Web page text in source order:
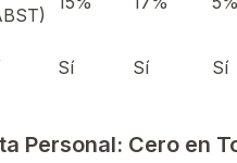
Sí Sí Sí
Personal: Cero en